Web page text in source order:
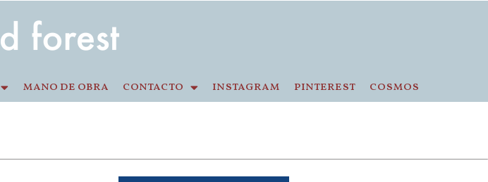
mano de obra contacto instagram pinterest cosmos